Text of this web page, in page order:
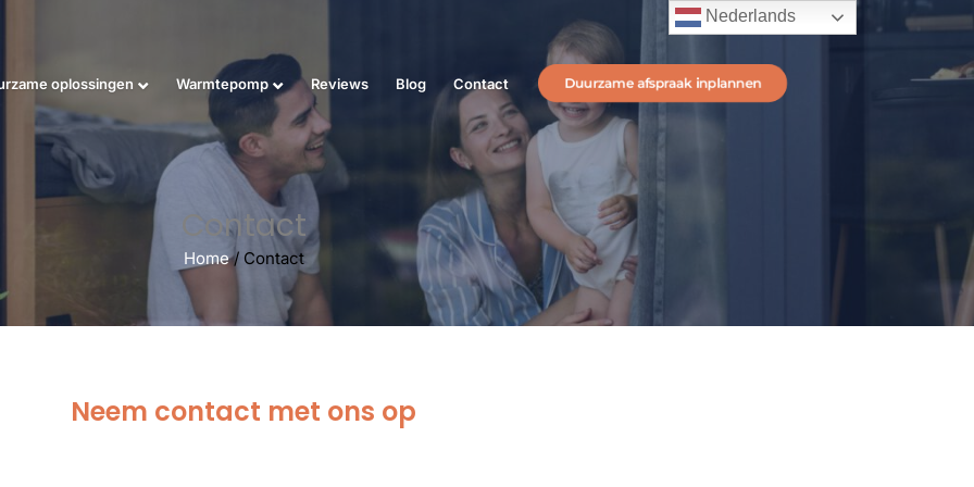
oplossingen Warmtepomp Reviews Blog Contact Duurzame afspraak inplannen
Contact
Home/ Contact
Neem contact met ons op
Nederlands